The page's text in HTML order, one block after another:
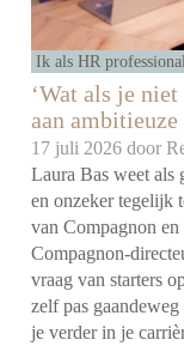
Ik als HR
‘Wat als je
aan
17 juli 2026 door
Laura Bas weet als
en onzeker tegelijk
van Compagnon
Compagnon-
vraag van starters
zelf pas
je verder in je